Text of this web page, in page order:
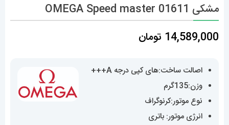
مشکی OMEGA Speed master 01611
14,589,000 تومان
اصالت ساخت:های کپی درجه A+++
وزن:135گرم
نوع موتور:کرنوگراف
انرژی موتور: باتری